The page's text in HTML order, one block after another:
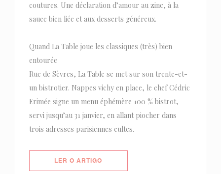
coutures. Une déclaration d’amour au zinc, à la
sauce bien liée et aux desserts généreux.
Quand La Table joue les classiques (très) bien
entourée
Rue de Sèvres, La Table se met sur son trente-et-
un bistrotier. Nappes vichy en place, le chef Cédric
Erimée signe un menu éphémère 100 % bistrot,
servi jusqu’au 31 janvier, en allant piocher dans
trois adresses parisiennes cultes.
LER O ARTIGO